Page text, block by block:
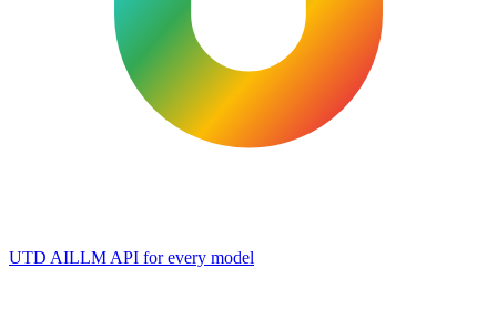
UTD AILLM API for every model